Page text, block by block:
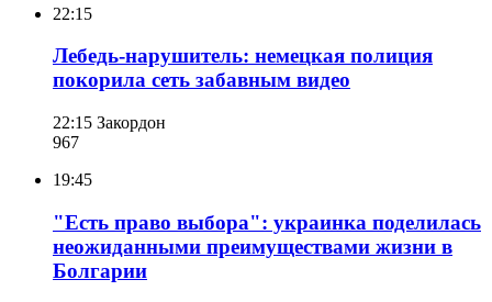
22:15
Лебедь-нарушитель: немецкая полиция
покорила сеть забавным видео
22:15 Закордон
967
19:45
"Есть право выбора": украинка поделилась
неожиданными преимуществами жизни в
Болгарии